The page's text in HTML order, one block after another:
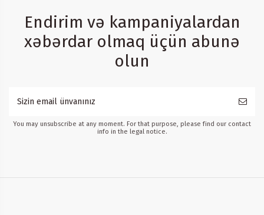
Endirim və kampaniyalardan
xəbərdar olmaq üçün abunə
olun
You may unsubscribe at any moment. For that purpose, please find our contact
info in the legal notice.